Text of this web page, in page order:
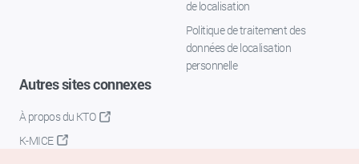
de localisation
Politique de traitement des
données de localisation
personnelle
Autres sites connexes
À propos du KTO
K-MICE